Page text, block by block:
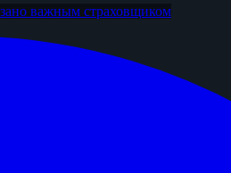
важным страховщиком